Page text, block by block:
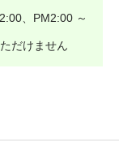
、PM2:00 ～
だけません